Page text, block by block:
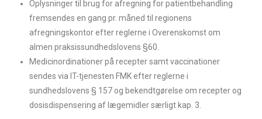
Oplysninger til brug for afregning for patientbehandling
fremsendes en gang pr. måned til regionens
afregningskontor efter reglerne i Overenskomst om
almen praksissundhedslovens §60.
Medicinordinationer på recepter samt vaccinationer
sendes via IT-tjenesten FMK efter reglerne i
sundhedslovens § 157 og bekendtgørelse om recepter og
dosisdispensering af lægemidler særligt kap. 3.